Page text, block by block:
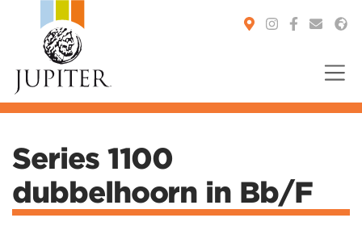
Series 1100
dubbelhoorn in Bb/F